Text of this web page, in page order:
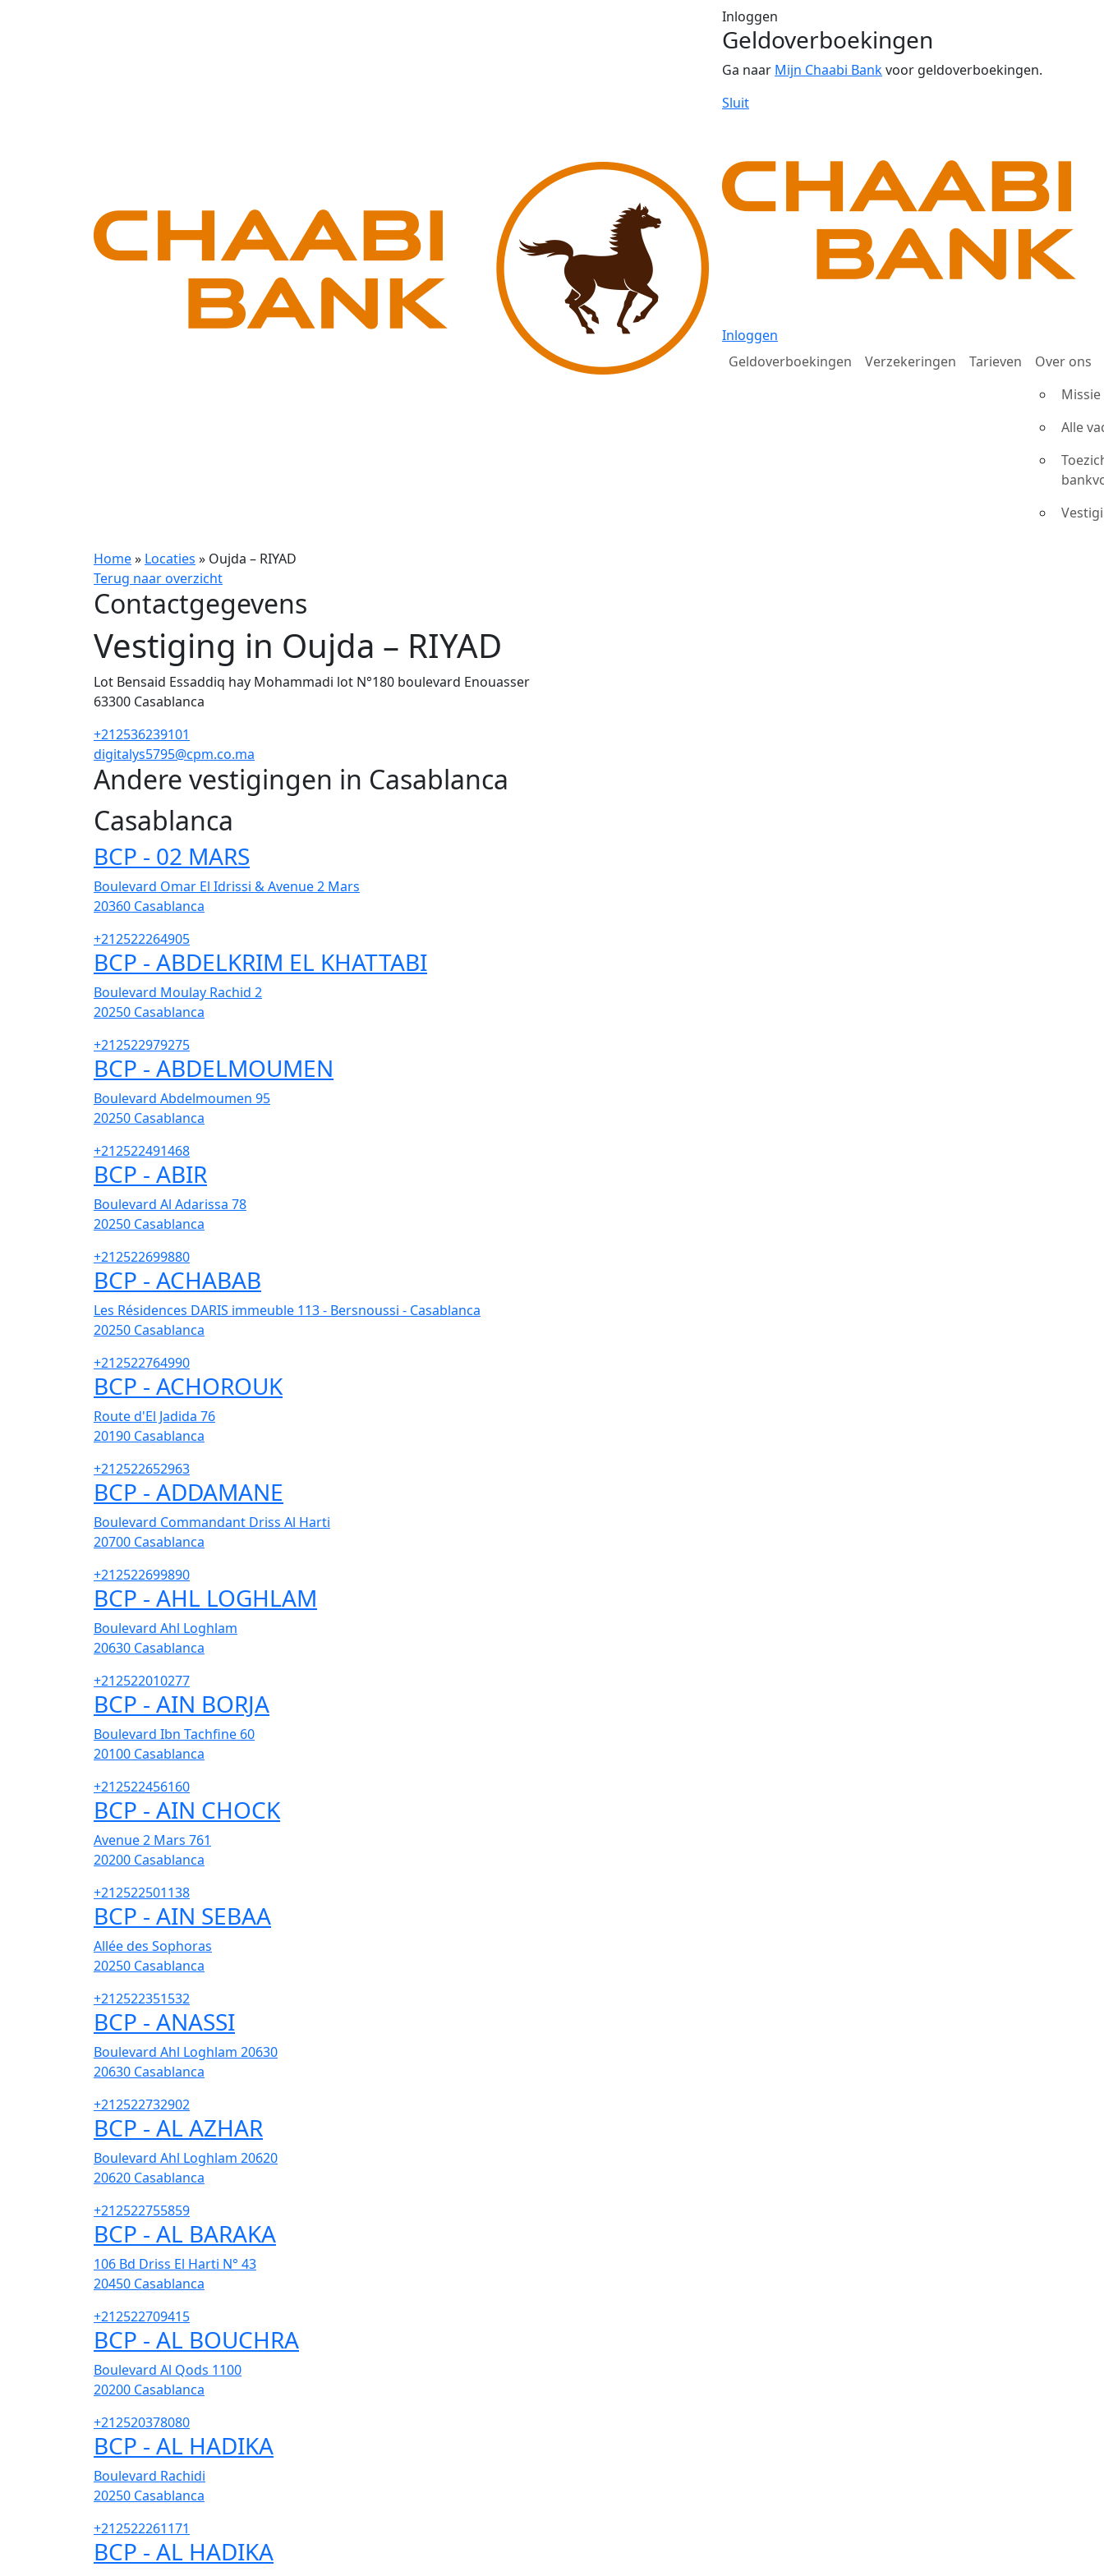
Inloggen
Geldoverboekingen
Ga naar Mijn Chaabi Bankvoor geldoverboekingen.
Sluit
Inloggen
Geldoverboekingen
Verzekeringen Tarieven
Over ons
Alle
Home» Locaties » Oujda – RIYAD
Terug naar overzicht
Contactgegevens
Vestiging in Oujda – RIYAD
Lot Bensaid Essaddiq hay Mohammadi lot N°180 boulevard Enouasser
63300 Casablanca
+212536239101
digitalys5795@cpm.co.ma
Andere vestigingen in Casablanca
Casablanca
BCP - 02 MARS
Boulevard Omar El Idrissi & Avenue 2 Mars
20360 Casablanca
+212522264905
BCP - ABDELKRIM EL KHATTABI
Boulevard Moulay Rachid 2
20250 Casablanca
+212522979275
BCP - ABDELMOUMEN
Boulevard Abdelmoumen 95
20250 Casablanca
+212522491468
BCP - ABIR
Boulevard Al Adarissa 78
20250 Casablanca
+212522699880
BCP - ACHABAB
Les Résidences DARIS immeuble 113 - Bersnoussi - Casablanca
20250 Casablanca
+212522764990
BCP - ACHOROUK
Route d'El Jadida 76
20190 Casablanca
+212522652963
BCP - ADDAMANE
Boulevard Commandant Driss Al Harti
20700 Casablanca
+212522699890
BCP - AHL LOGHLAM
Boulevard Ahl Loghlam
20630 Casablanca
+212522010277
BCP - AIN BORJA
Boulevard Ibn Tachfine 60
20100 Casablanca
+212522456160
BCP - AIN CHOCK
Avenue 2 Mars 761
20200 Casablanca
+212522501138
BCP - AIN SEBAA
Allée des Sophoras
20250 Casablanca
+212522351532
BCP - ANASSI
Boulevard Ahl Loghlam 20630
20630 Casablanca
+212522732902
BCP - AL AZHAR
Boulevard Ahl Loghlam 20620
20620 Casablanca
+212522755859
BCP - AL BARAKA
106 Bd Driss El Harti N° 43
20450 Casablanca
+212522709415
BCP - AL BOUCHRA
Boulevard Al Qods 1100
20200 Casablanca
+212520378080
BCP - AL HADIKA
Boulevard Rachidi
20250 Casablanca
+212522261171
BCP - AL HADIKA